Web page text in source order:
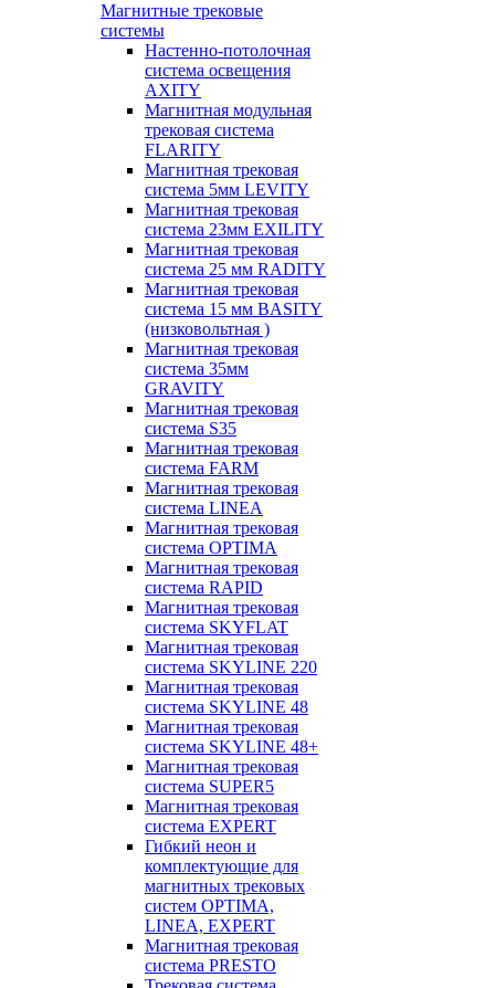
Магнитные трековые
системы
Настенно-потолочная
система освещения
AXITY
Магнитная модульная
трековая система
FLARITY
Магнитная трековая
система 5мм LEVITY
Магнитная трековая
система 23мм EXILITY
Магнитная трековая
система 25 мм RADITY
Магнитная трековая
система 15 мм BASITY
(низковольтная )
Магнитная трековая
система 35мм
GRAVITY
Магнитная трековая
система S35
Магнитная трековая
система FARM
Магнитная трековая
система LINEA
Магнитная трековая
система OPTIMA
Магнитная трековая
система RAPID
Магнитная трековая
система SKYFLAT
Магнитная трековая
система SKYLINE 220
Магнитная трековая
система SKYLINE 48
Магнитная трековая
система SKYLINE 48+
Магнитная трековая
система SUPER5
Магнитная трековая
система EXPERT
Гибкий неон и
комплектующие для
магнитных трековых
систем OPTIMA,
LINEA, EXPERT
Магнитная трековая
система PRESTO